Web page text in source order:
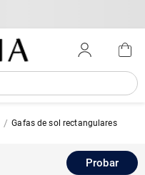
Gafas de sol rectangulares
Probar